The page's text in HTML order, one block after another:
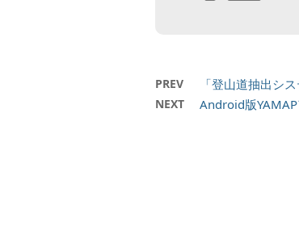
PREV 「登山道抽出シ
NEXT Android版